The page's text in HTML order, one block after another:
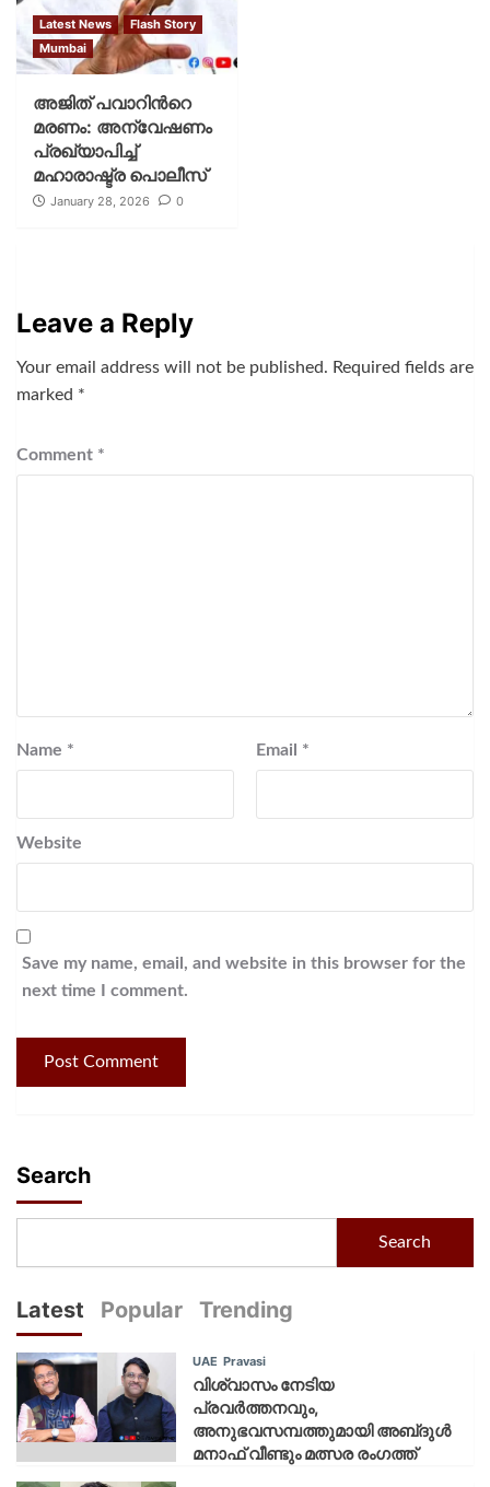
Latest News
Flash Story
Mumbai
അജിത് പവാറിന്‍റെ
മരണം: അന്വേഷണം
പ്രഖ്യാപിച്ച്
മഹാരാഷ്ട്ര പൊലീസ്
January 28, 2026 0
Leave a Reply
Your email address will not be published. Required fields are
marked *
Comment *
Name * Email *
Website
Save my name, email, and website in this browser for the
next time I comment.
Search
Search
Latest Popular Trending
UAE Pravasi
വിശ്വാസം നേടിയ
പ്രവർത്തനവും,
അനുഭവസമ്പത്തുമായി അബ്‌ദുൾ
മനാഫ് വീണ്ടും മത്സര രംഗത്ത്